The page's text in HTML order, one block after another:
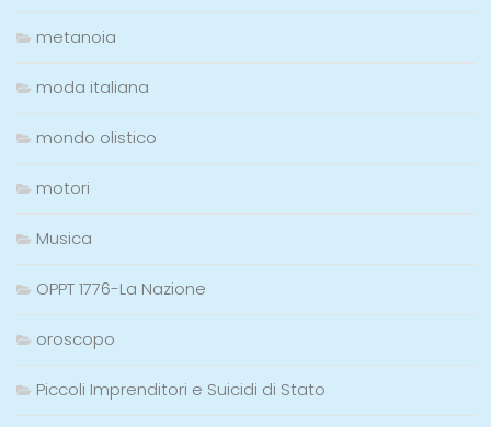
metanoia
moda italiana
mondo olistico
motori
Musica
OPPT 1776-La Nazione
oroscopo
Piccoli Imprenditori e Suicidi di Stato